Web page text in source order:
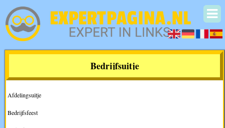
Bedrijfsuitje
Afdelingsuitje
Bedrijfsfeest